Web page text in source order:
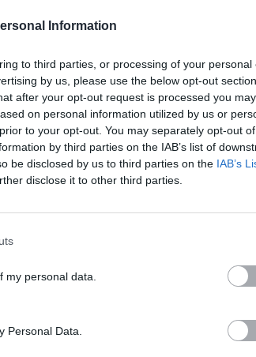
Information
to third parties, or processing of your personal
by us, please use the below opt-out
after your opt-out request is processed you may
on personal information utilized by us or
to your opt-out. You may separately opt-out
by third parties on the IAB’s list of
be disclosed by us to third parties on the IAB’s
disclose it to other third parties.
my personal data.
Personal Data.